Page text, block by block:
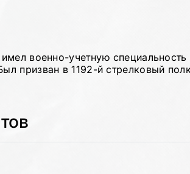
военно-учетную специальность
призван в 1192-й стрелковый